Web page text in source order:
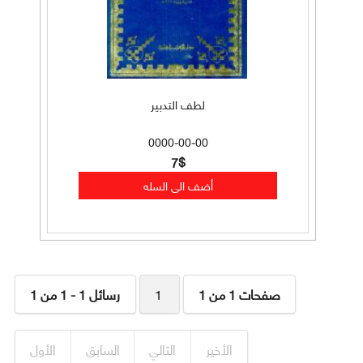
لطف التدبير
0000-00-00
7$
رسائل 1 - 1 من 1 1 صفحات 1 من 1
الأول السابق التالي الأخير